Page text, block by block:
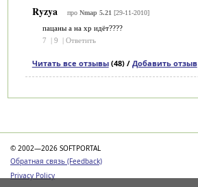
Ryzya про Nmap 5.21[29-11-2010]
пацаны а на xp идёт????
7
| 9 | Ответить
Читать все отзывы(48) / Добавить отзыв
© 2002—2026 SOFTPORTAL
Обратная связь (Feedback)
Privacy Policy